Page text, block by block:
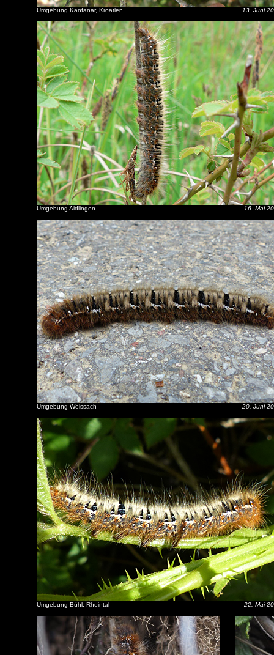
Umgebung Kanfanar, Kroatien 13. Juni
Umgebung Aidlingen 16. Mai
Umgebung Weissach 20. Juni
Umgebung Bühl, Rheintal 22. Mai